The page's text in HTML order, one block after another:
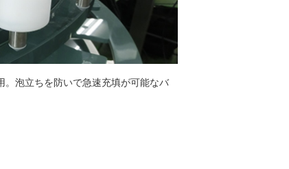
泡立ちを防いで急速充填が可能なバ